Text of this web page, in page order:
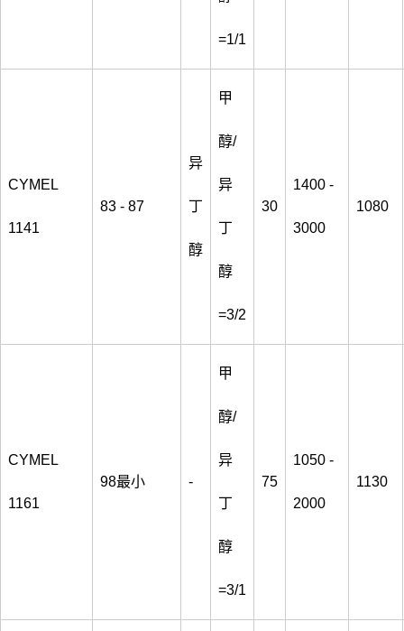
=1/1
CYMEL
1141
83 - 87
异
丁
醇
甲
醇/
异
丁
醇
=3/2
30
1400 -
3000
1080
CYMEL
1161
98最小 -
甲
醇/
异
丁
醇
=3/1
75
1050 -
2000
1130